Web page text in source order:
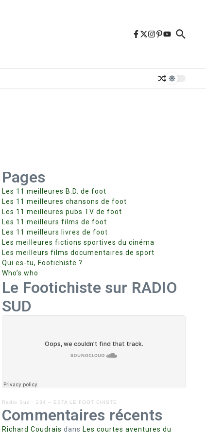
Pages
Les 11 meilleures B.D. de foot
Les 11 meilleures chansons de foot
Les 11 meilleures pubs TV de foot
Les 11 meilleurs films de foot
Les 11 meilleurs livres de foot
Les meilleures fictions sportives du cinéma
Les meilleurs films documentaires de sport
Qui es-tu, Footichiste ?
Who’s who
Le Footichiste sur RADIO
SUD
Radio Sud · 234 – ESTA LE FOOTICHISTE
Commentaires récents
Richard Coudrais dans Les courtes aventures du